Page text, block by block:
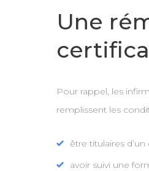
Une
Pour rappel, les
remplissent les
être titulaires
avoir suivi une